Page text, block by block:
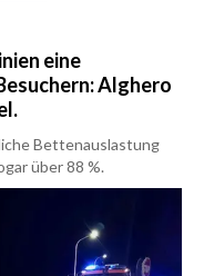
eine
Alghero
Bettenauslastung
über 88 %.